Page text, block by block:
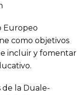
Europeo
como objetivos
incluir y fomentar
la Duale-